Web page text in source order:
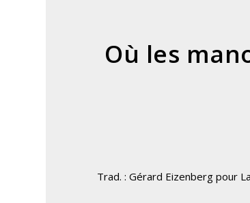
Où les
Trad. : Gérard Eizenberg pour